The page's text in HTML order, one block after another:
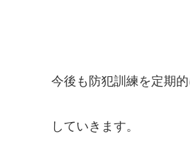
今後も防犯訓練を定期
していきます。